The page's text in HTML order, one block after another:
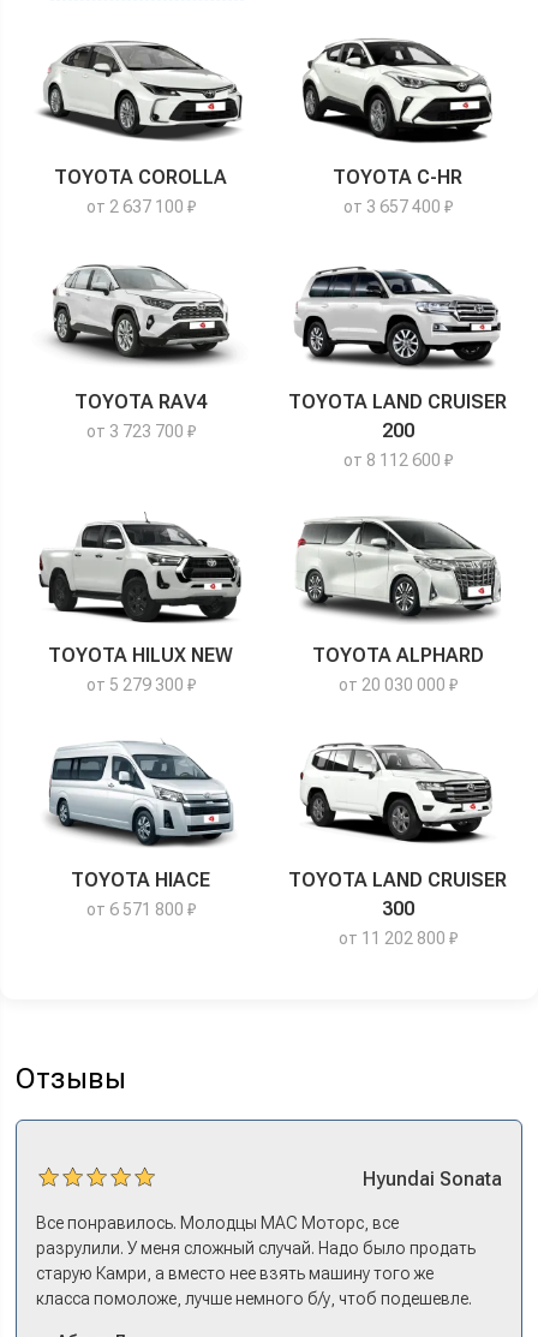
TOYOTA COROLLA
от 2 637 100 ₽
TOYOTA C-HR
от 3 657 400 ₽
TOYOTA RAV4
от 3 723 700 ₽
TOYOTA LAND CRUISER
200
от 8 112 600 ₽
TOYOTA HILUX NEW
от 5 279 300 ₽
TOYOTA ALPHARD
от 20 030 000 ₽
TOYOTA HIACE
от 6 571 800 ₽
TOYOTA LAND CRUISER
300
от 11 202 800 ₽
Отзывы
Hyundai Sonata
Все понравилось. Молодцы МАС Моторс, все
разрулили. У меня сложный случай. Надо было продать
старую Камри, а вместо нее взять машину того же
класса помоложе, лучше немного б/у, чтоб подешевле.